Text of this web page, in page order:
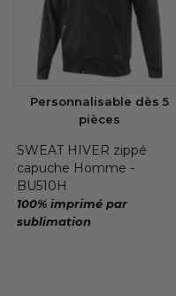
Tous
(3)
BOUTIQUE TRIATHLON
Personnalisable dès 5
pièces
SWEAT HIVER zippé
capuche Homme -
BU510H
100% imprimé par
sublimation